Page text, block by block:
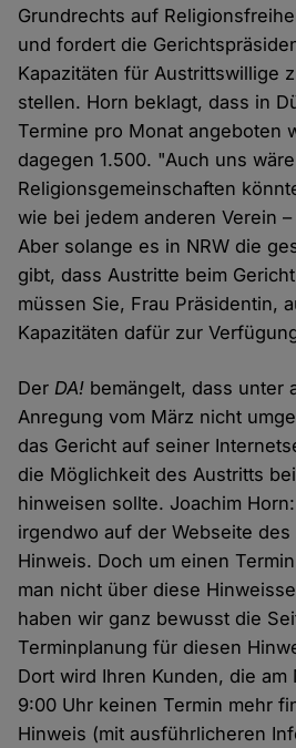
Grundrechts auf
und fordert die
Kapazitäten für Austrittswillige
stellen. Horn beklagt, dass in
Termine pro Monat angeboten
dagegen 1.500. "Auch uns
Religionsgemeinschaften
wie bei jedem anderen Verein
Aber solange es in NRW die
gibt, dass Austritte beim
müssen Sie, Frau Präsidentin,
Kapazitäten dafür zur
DerDA! bemängelt, dass unter
Anregung vom März nicht
das Gericht auf seiner
die Möglichkeit des Austritts
hinweisen sollte. Joachim
irgendwo auf der Webseite
Hinweis. Doch um einen
man nicht über diese
haben wir ganz bewusst die
Terminplanung für diesen
Dort wird Ihren Kunden, die am
9:00 Uhr keinen Termin mehr
Hinweis (mit ausführlicheren